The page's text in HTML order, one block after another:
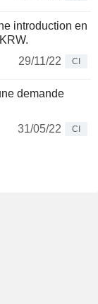
introduction en
29/11/22
CI
demande
31/05/22
CI